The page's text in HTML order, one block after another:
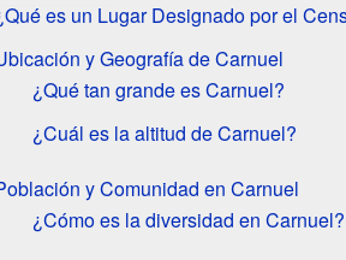
es un Lugar Designado por el
y Geografía de Carnuel
¿Qué tan grande es Carnuel?
¿Cuál es la altitud de Carnuel?
y Comunidad en Carnuel
¿Cómo es la diversidad en Carnuel?